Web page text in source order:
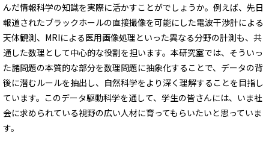
んだ情報科学の知識を実際に活かすことがでしょうか。例えば、先日
報道されたブラックホールの直接撮像を可能にした電波干渉計による
天体観測、MRIによる医用画像処理といった異なる分野の計測も、共
通した数理として中心的な役割を担います。本研究室では、そういっ
た諸問題の本質的な部分を数理問題に抽象化することで、データの背
後に潜むルールを抽出し、自然科学をより深く理解することを目指し
ています。このデータ駆動科学を通して、学生の皆さんには、いま社
会に求められている視野の広い人材に育ってもらいたいと思っていま
す。